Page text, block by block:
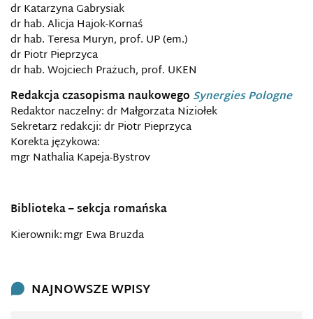
dr Katarzyna Gabrysiak
dr hab. Alicja Hajok-Kornaś
dr hab. Teresa Muryn, prof. UP (em.)
dr Piotr Pieprzyca
dr hab. Wojciech Prażuch, prof. UKEN
Redakcja czasopisma naukowego Synergies Pologne
Redaktor naczelny: dr Małgorzata Niziołek
Sekretarz redakcji: dr Piotr Pieprzyca
Korekta językowa:
mgr Nathalia Kapeja-Bystrov
Biblioteka – sekcja romańska
Kierownik: mgr Ewa Bruzda
NAJNOWSZE WPISY